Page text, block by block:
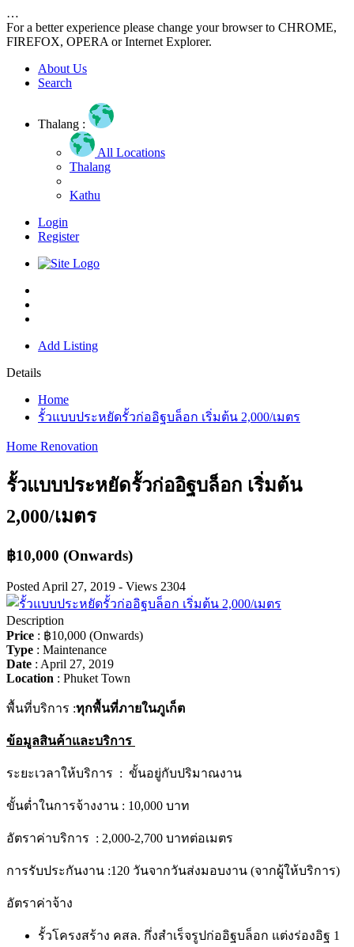
…
For a better experience please change your browser to CHROME,
FIREFOX, OPERA or Internet Explorer.
About Us
Search
Thalang :
All Locations
Thalang
Kathu
Login
Register
Add Listing
Details
Home
รั้วแบบประหยัดรั้วก่ออิฐบล็อก เริ่มต้น 2,000/เมตร
Home Renovation
รั้วแบบประหยัดรั้วก่ออิฐบล็อก เริ่มต้น
2,000/เมตร
฿10,000 (Onwards)
Posted April 27, 2019 - Views 2304
Description
Price : ฿10,000 (Onwards)
Type : Maintenance
Date : April 27, 2019
Location : Phuket Town
พื้นที่บริการ :ทุกพื้นที่ภายในภูเก็ต
ข้อมูลสินค้าและบริการ
ระยะเวลาให้บริการ : ขั้นอยู่กับปริมาณงาน
ขั้นต่ำในการจ้างงาน : 10,000 บาท
อัตราค่าบริการ : 2,000-2,700 บาทต่อเมตร
การรับประกันงาน :120 วันจากวันส่งมอบงาน (จากผู้ให้บริการ)
อัตราค่าจ้าง
รั้วโครงสร้าง คสล. กึ่งสำเร็จรูปก่ออิฐบล็อก แต่งร่องอิฐ 1